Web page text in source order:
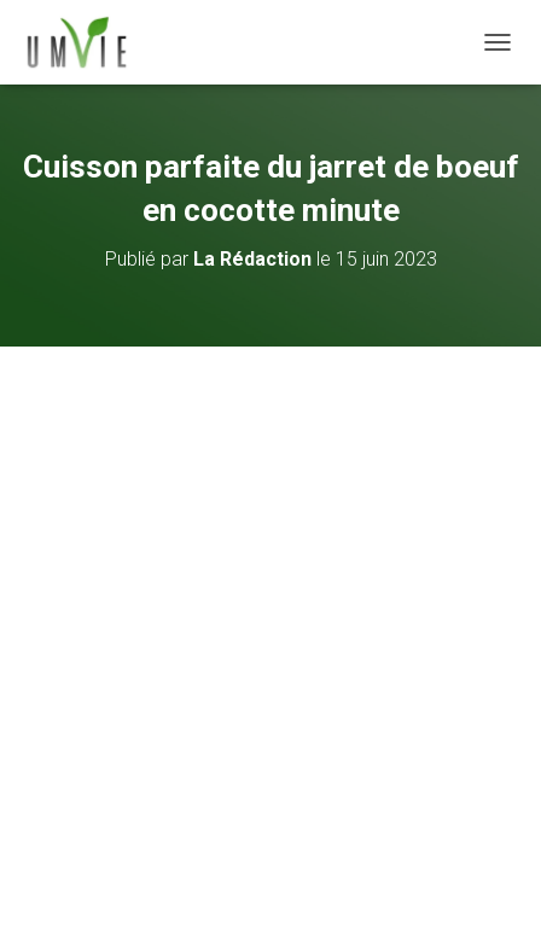
Cuisson parfaite du jarret de boeuf
en cocotte minute
Publié par La Rédactionle 15 juin 2023